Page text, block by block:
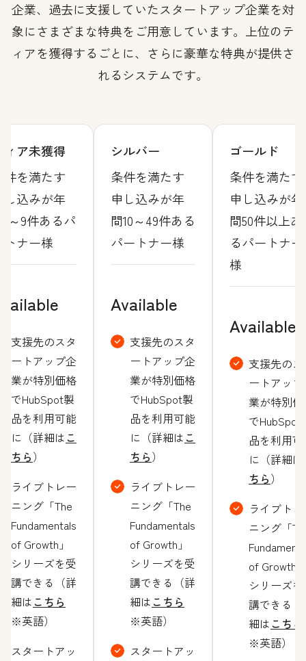
企業、過去に支援していたスタートアップ企業を対
象にさまざまな特典をご用意しています。上位のテ
ィアを獲得するごとに、さらに豪華な特典が提供さ
れるシステムです。
ィア未獲得
件を満たす
し込みが年
1～9件あるパ
トナー様
支援先のスタ
ートアップ企
業が特別価格
でHubSpot製
品を利用可能
に（詳細は こ
ちら）
ライブトレー
ニング「The
Fundamentals
of Growth」
シリーズを受
講できる（詳
細は こちら
※英語）
スタートアッ
シルバー
条件を満たす
申し込みが年
間10～49件ある
パートナー様
Available
支援先のスタ
ートアップ企
業が特別価格
でHubSpot製
品を利用可能
に（詳細は こ
ちら）
ライブトレー
ニング「The
Fundamentals
of Growth」
シリーズを受
講できる（詳
細は こちら
※英語）
スタートアッ
ゴールド
条件を満たす
申し込みが年
間50件以上あ
るパートナー
様
Available
支援先の
ートアッ
業が特別
でHubSpot
品を利用
に（詳細は
ちら）
ライブト
ニング「
of Growth
シリーズ
講できる
細は こちら
※英語）